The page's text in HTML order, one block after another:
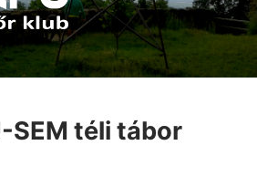
Keresése:
SEM téli tábor